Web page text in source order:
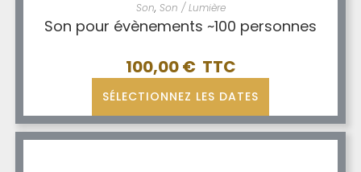
Son, Son / Lumière
Son pour évènements ~100 personnes
100,00€
SÉLECTIONNEZ LES DATES